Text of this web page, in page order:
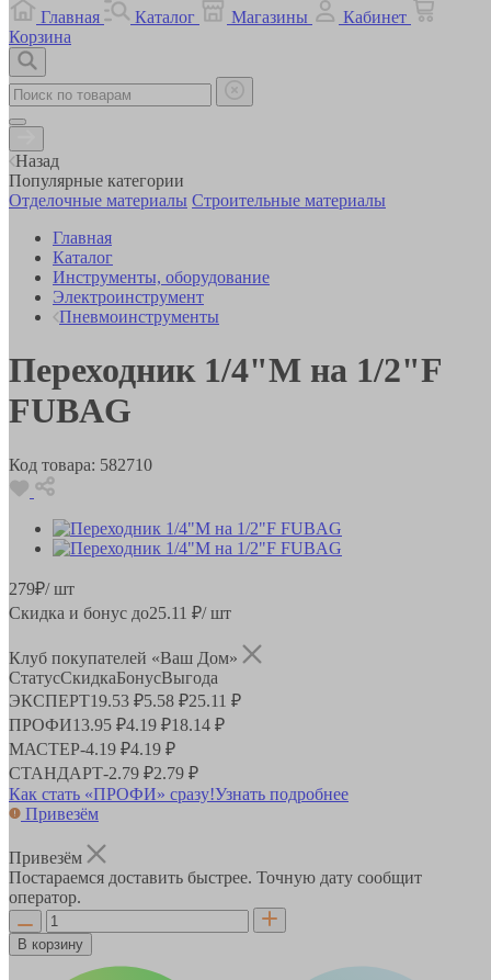
Главная
Каталог Магазины
Кабинет
Корзина
Назад
Популярные категории
Отделочные материалы Строительные материалы
Главная
Каталог
Инструменты, оборудование
Электроинструмент
Пневмоинструменты
Переходник 1/4"М на 1/2"F
FUBAG
Код товара: 582710
279₽/ шт
Скидка и бонус до25.11 ₽/ шт
Клуб покупателей «Ваш Дом»
СтатусСкидкаБонусВыгода
ЭКСПЕРТ19.53 ₽5.58 ₽25.11 ₽
ПРОФИ13.95 ₽4.19 ₽18.14 ₽
МАСТЕР-4.19 ₽4.19 ₽
СТАНДАРТ-2.79 ₽2.79 ₽
Как стать «ПРОФИ» сразу!Узнать подробнее
Привезём
Привезём
Постараемся доставить быстрее. Точную дату сообщит
оператор.
В корзину